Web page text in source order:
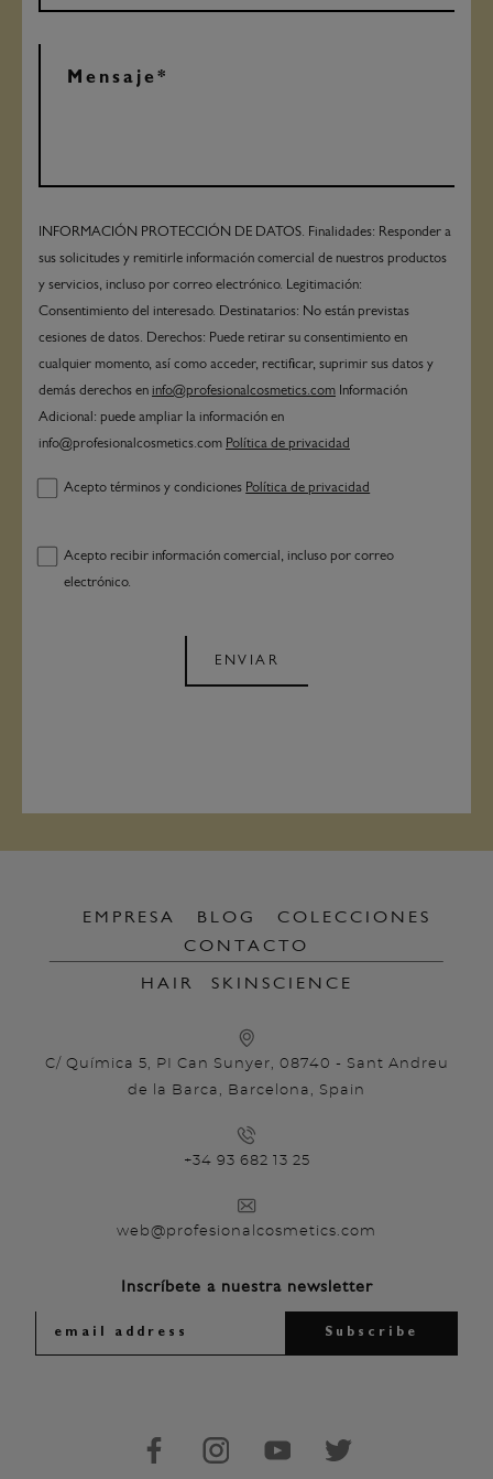
INFORMACIÓN PROTECCIÓN DE DATOS. Finalidades: Responder a
sus solicitudes y remitirle información comercial de nuestros productos
y servicios, incluso por correo electrónico. Legitimación:
Consentimiento del interesado. Destinatarios: No están previstas
cesiones de datos. Derechos: Puede retirar su consentimiento en
cualquier momento, así como acceder, rectificar, suprimir sus datos y
demás derechos en info@profesionalcosmetics.com Información
Adicional: puede ampliar la información en
info@profesionalcosmetics.com Política de privacidad
Acepto términos y condiciones Política de privacidad
Acepto recibir información comercial, incluso por correo
electrónico.
ENVIAR
EMPRESA BLOG
COLECCIONES
CONTACTO
HAIR SKINSCIENCE
C/ Química 5, PI Can Sunyer, 08740 - Sant Andreu
de la Barca, Barcelona, Spain
+34 93 682 13 25
web@profesionalcosmetics.com
Inscríbete a nuestra newsletter